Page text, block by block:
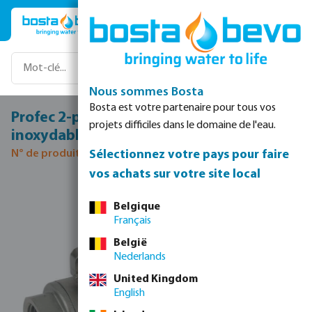
Passer au contenu principal
Profec 2-pièces vanne à bille acier
inoxydable 316 4" filetage femelle 64bar
N° de produit 0090950
Nous sommes Bosta
Bosta est votre partenaire pour tous vos
projets difficiles dans le domaine de l'eau.
Sélectionnez votre pays pour faire
vos achats sur votre site local
Belgique
Français
België
Nederlands
United Kingdom
English